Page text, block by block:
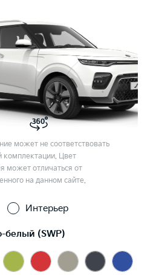
может не соответствовать
комплектации. Цвет
может отличаться от
на данном сайте.
Интерьер
(SWP)